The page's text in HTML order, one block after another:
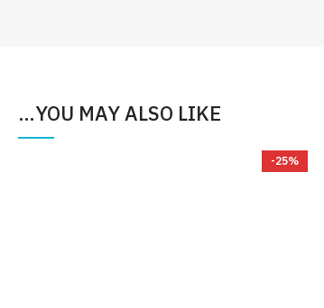
YOU MAY ALSO LIKE…
-25%